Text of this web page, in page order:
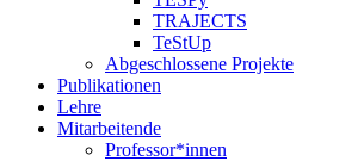
TRAJECTS
TeStUp
Abgeschlossene Projekte
Publikationen
Lehre
Mitarbeitende
Professor*innen